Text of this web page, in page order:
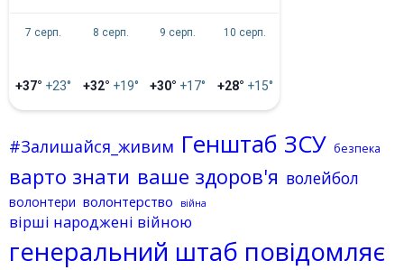
7 серп.
+37° +23°
8 серп.
+32° +19°
9 серп.
+30° +17°
10 серп.
+28° +15°
#Залишайся_живим Генштаб ЗСУ безпека
варто знати ваше здоров'я волейбол
волонтери волонтерство війна
вірші народжені війною
генеральний штаб повідомляє